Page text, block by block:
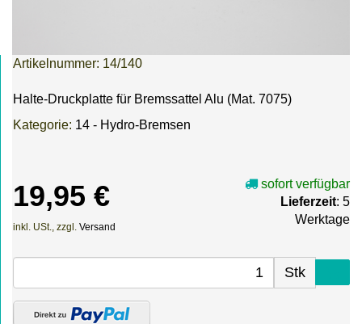
Artikelnummer: 14/140
Halte-Druckplatte für Bremssattel Alu (Mat. 7075)
Kategorie: 14 - Hydro-Bremsen
19,95 €
inkl. USt., zzgl. Versand
sofort verfügbar
Lieferzeit: 5
Werktage
Stk